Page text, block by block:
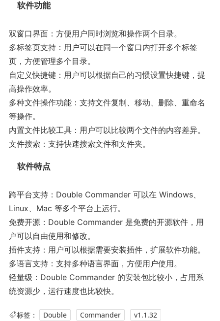
软件功能
双窗口界面：方便用户同时浏览和操作两个目录。
多标签页支持：用户可以在同一个窗口内打开多个标签
页，方便管理多个目录。
自定义快捷键：用户可以根据自己的习惯设置快捷键，提
高操作效率。
多种文件操作功能：支持文件复制、移动、删除、重命名
等操作。
内置文件比较工具：用户可以比较两个文件的内容差异。
文件搜索：支持快速搜索文件和文件夹。
软件特点
跨平台支持：Double Commander 可以在 Windows、
Linux、Mac 等多个平台上运行。
免费开源：Double Commander 是免费的开源软件，用
户可以自由使用和修改。
插件支持：用户可以根据需要安装插件，扩展软件功能。
多语言支持：支持多种语言界面，方便用户使用。
轻量级：Double Commander 的安装包比较小，占用系
统资源少，运行速度也比较快。
标签： Double Commander v1.1.32